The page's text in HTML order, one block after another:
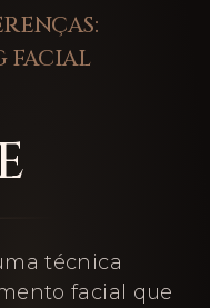
FACIAL
técnica
facial que